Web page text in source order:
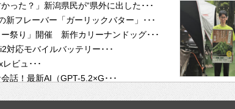
った？」新潟県民が“県外に出した･･･
新フレーバー「ガーリックバター」･･･
祭り」開催 新作カリーナンドッグ･･･
対応モバイルバッテリー･･･
ビュ･･･
話！最新AI（GPT-5.2×G･･･
Luma Ultra･･･